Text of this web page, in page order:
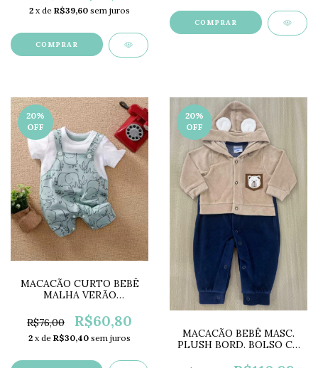
2 x de R$39,60 sem juros
COMPRAR
COMPRAR
20%
OFF
MACACÃO CURTO BEBÊ
MALHA VERÃO
LC0601
R$76,00 R$60,80
2 x de R$30,40 sem juros
20%
OFF
MACACÃO BEBÊ MASC.
PLUSH BORD. BOLSO C/